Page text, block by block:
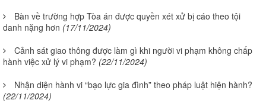
Bàn về trường hợp Tòa án được quyền xét xử bị cáo theo tội
danh nặng hơn (17/11/2024)
Cảnh sát giao thông được làm gì khi người vi phạm không chấp
hành việc xử lý vi phạm? (22/11/2024)
Nhận diện hành vi “bạo lực gia đình” theo pháp luật hiện hành?
(22/11/2024)